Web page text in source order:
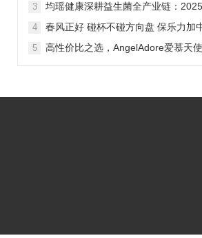
3
均瑶健康深耕益生菌全产业链：
增长潜力
4
春风正好 碰杯不碰方向盘 保乐力加
车”
5
高性价比之选，AngelAdore爱慕天